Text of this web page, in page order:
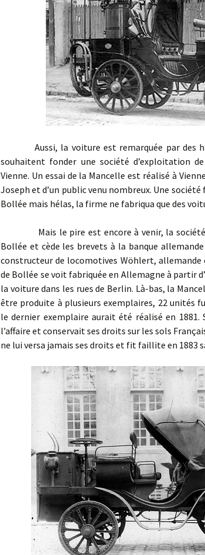
Aussi, la voiture est remarquée par des
souhaitent fonder une société d’exploitation
Vienne. Un essai de la Mancelle est réalisé à
Joseph et d’un public venu nombreux. Une
Bollée mais hélas, la firme ne fabriqua que des
Mais le pire est encore à venir, la société
Bollée et cède les brevets à la banque
constructeur de locomotives Wöhlert, allemande
de Bollée se voit fabriquée en Allemagne à partir
la voiture dans les rues de Berlin. Là-bas, la
être produite à plusieurs exemplaires, 22 unités
le dernier exemplaire aurait été réalisé en
l’affaire et conservait ses droits sur les sols
ne lui versa jamais ses droits et fit faillite en 1883